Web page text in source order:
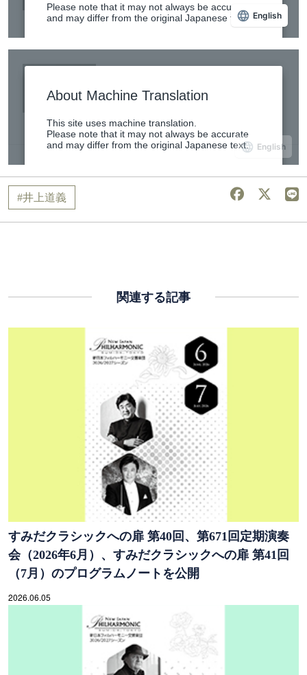
井上道義
関連する記事
すみだクラシックへの扉 第40回、第671回定期演奏
会（2026年6月）、すみだクラシックへの扉 第41回
（7月）のプログラムノートを公開
2026.06.05